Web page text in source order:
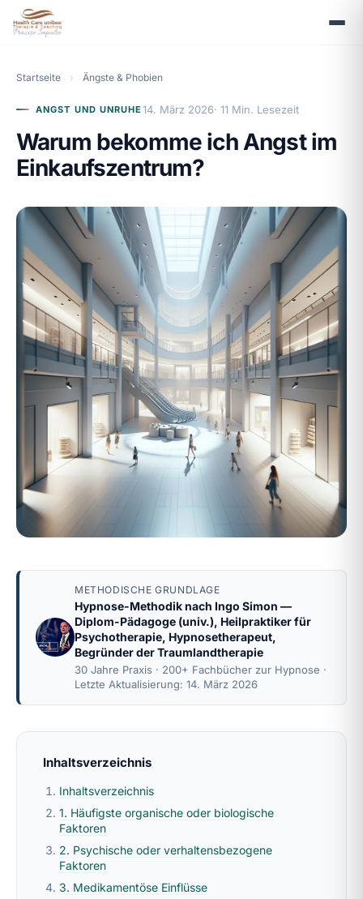
Startseite › Ängste & Phobien
ANGST UND UNRUHE 14. März 2026· 11 Min. Lesezeit
Warum bekomme ich Angst im
Einkaufszentrum?
METHODISCHE GRUNDLAGE
Hypnose-Methodik nach Ingo Simon —
Diplom-Pädagoge (univ.), Heilpraktiker für
Psychotherapie, Hypnosetherapeut,
Begründer der Traumlandtherapie
30 Jahre Praxis · 200+ Fachbücher zur Hypnose ·
Letzte Aktualisierung: 14. März 2026
Inhaltsverzeichnis
Inhaltsverzeichnis
1. Häufigste organische oder biologische
Faktoren
2. Psychische oder verhaltensbezogene
Faktoren
3. Medikamentöse Einflüsse